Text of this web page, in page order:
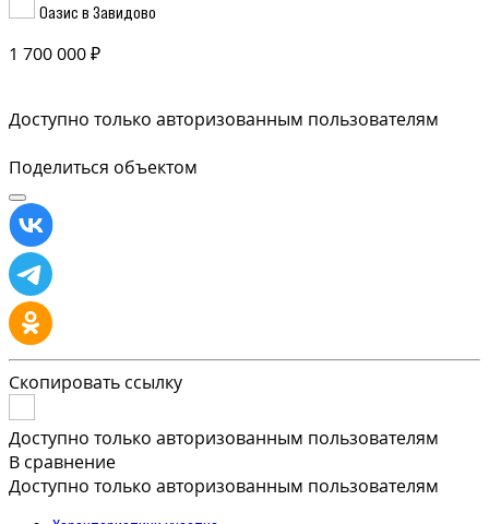
Оазис в Завидово
1 700 000 ₽
Доступно только авторизованным пользователям
Поделиться объектом
Скопировать ссылку
Доступно только авторизованным пользователям
В сравнение
Доступно только авторизованным пользователям